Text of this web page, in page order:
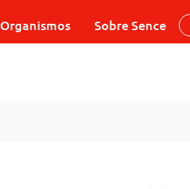
Organismos Sobre Sence